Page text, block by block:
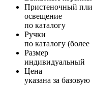
Пристеночный
освещение
по каталогу
Ручки
по каталогу
Размер
индивидуальный
Цена
указана за